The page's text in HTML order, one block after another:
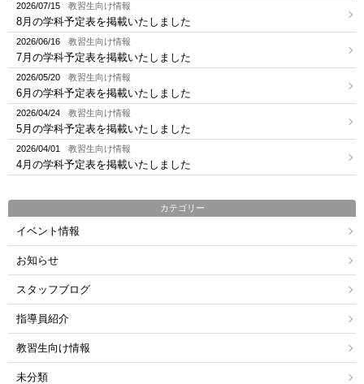
2026/07/15
教習生向け情報
8月の学科予定表を掲載いたしました
2026/06/16 教習生向け情報
7月の学科予定表を掲載いたしました
2026/05/20 教習生向け情報
6月の学科予定表を掲載いたしました
2026/04/24 教習生向け情報
5月の学科予定表を掲載いたしました
2026/04/01 教習生向け情報
4月の学科予定表を掲載いたしました
カテゴリー
イベント情報
お知らせ
スタッフブログ
指導員紹介
教習生向け情報
未分類